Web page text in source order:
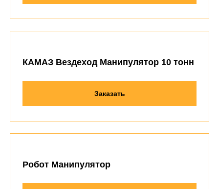
КАМАЗ Вездеход Манипулятор 10 тонн
Заказать
Робот Манипулятор